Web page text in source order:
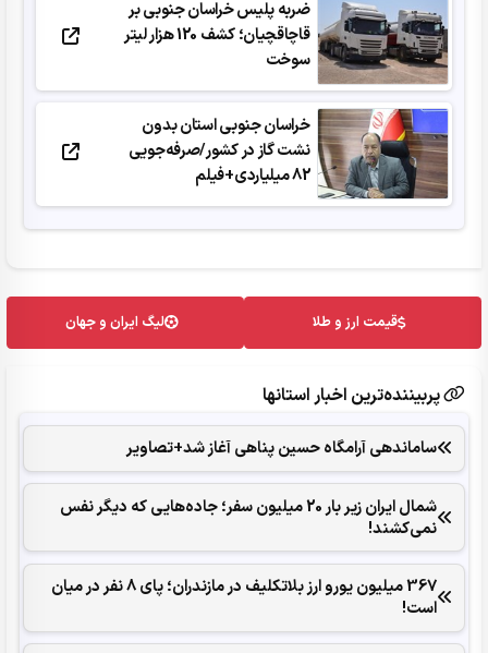
ضربه پلیس خراسان جنوبی بر
قاچاقچیان؛ کشف 120 هزار لیتر
سوخت
خراسان جنوبی استان بدون
نشت گاز در کشور/صرفه‌جویی
82 میلیاردی+فیلم
قیمت ارز و طلا لیگ ایران و جهان
پربیننده‌ترین اخبار استانها
ساماندهی آرامگاه حسین پناهی آغاز شد+تصاویر
شمال ایران زیر بار 20 میلیون سفر؛ جاده‌هایی که دیگر نفس
نمی‌کشند!
367 میلیون یورو ارز بلاتکلیف در مازندران؛ پای 8 نفر در میان
است!